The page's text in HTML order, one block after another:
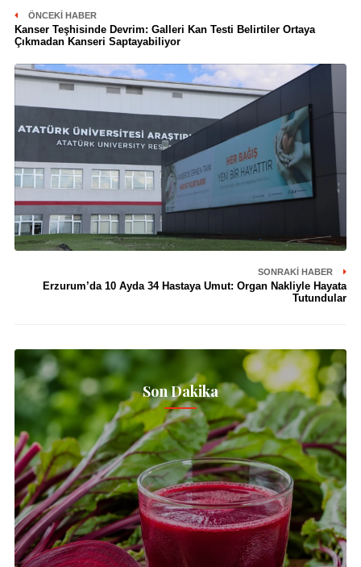
ÖNCEKI HABER
Kanser Teşhisinde Devrim: Galleri Kan Testi Belirtiler Ortaya
Çıkmadan Kanseri Saptayabiliyor
SONRAKI HABER
Erzurum’da 10 Ayda 34 Hastaya Umut: Organ Nakliyle Hayata
Tutundular
Son Dakika